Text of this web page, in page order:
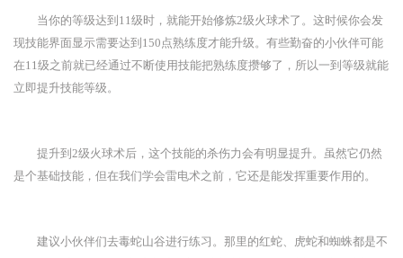
当你的等级达到11级时，就能开始修炼2级火球术了。这时候你会发
现技能界面显示需要达到150点熟练度才能升级。有些勤奋的小伙伴可能
在11级之前就已经通过不断使用技能把熟练度攒够了，所以一到等级就能
立即提升技能等级。
提升到2级火球术后，这个技能的杀伤力会有明显提升。虽然它仍然
是个基础技能，但在我们学会雷电术之前，它还是能发挥重要作用的。
建议小伙伴们去毒蛇山谷进行练习。那里的红蛇、虎蛇和蜘蛛都是不